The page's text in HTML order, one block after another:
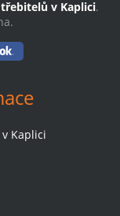
v Kaplici.
Kaplici